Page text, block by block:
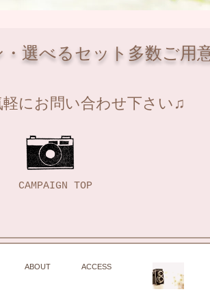
・選べるセット多数ご用
にお問い合わせ下さい♫
CAMPAIGN TOP
ABOUT ACCESS